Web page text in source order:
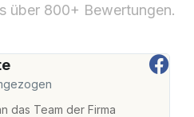
über 800+ Bewertungen.
das Team der Firma